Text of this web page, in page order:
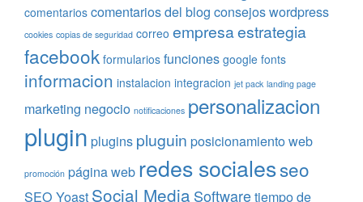
comentarios comentarios del blog consejos wordpress
cookies copias de seguridad correo empresaestrategia
facebook formularios funciones google fonts
informacion instalacion integracion jet pack landing page
marketing negocio notificaciones personalizacion
plugin plugins pluguin posicionamiento web
promoción página web redes socialesseo
SEO Yoast Social Media Softwaretiempo de